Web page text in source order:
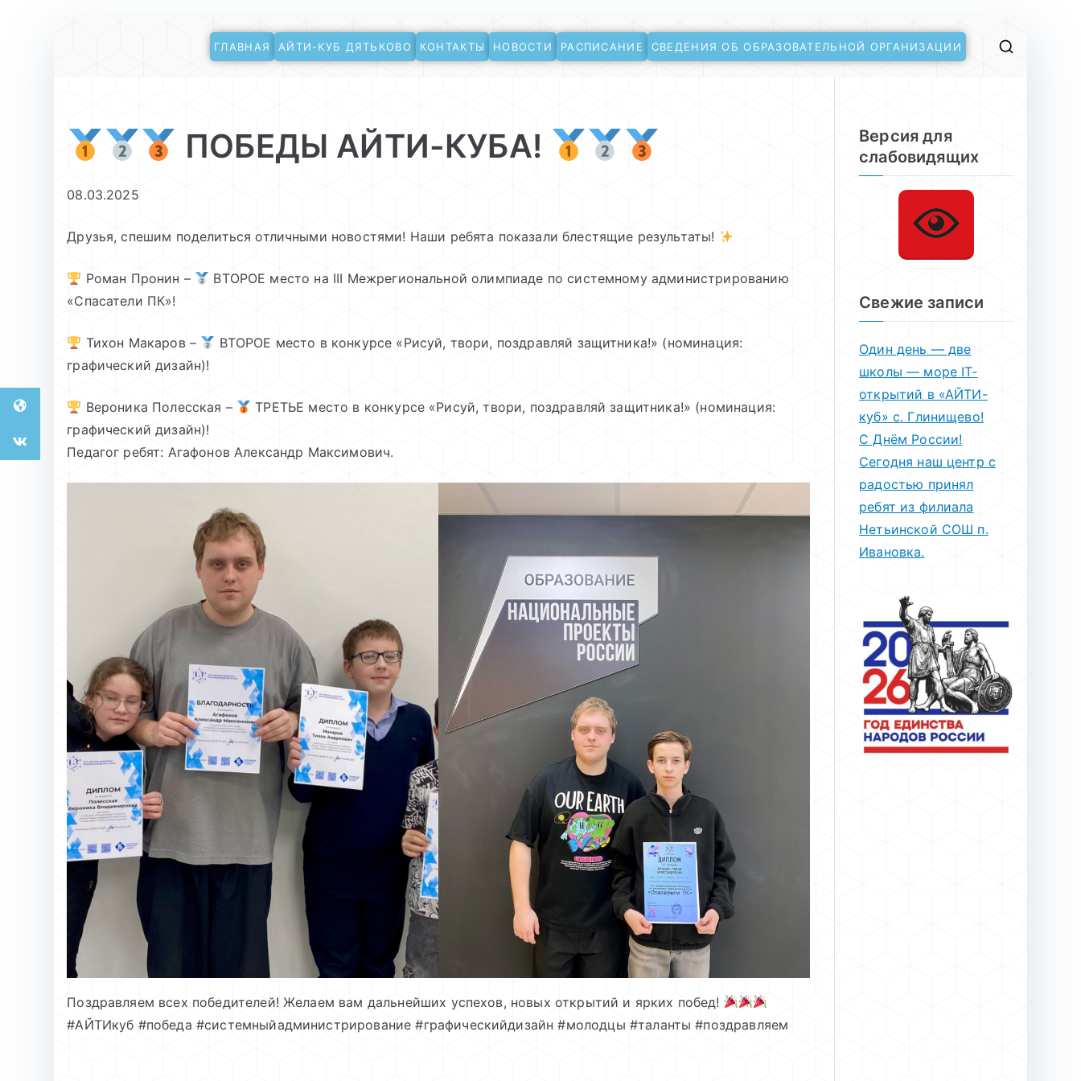
АйТи-куб Глинищево
Центр цифрового образования
ГЛАВНАЯ АЙТИ-КУБ ДЯТЬКОВО КОНТАКТЫ НОВОСТИ РАСПИСАНИЕ СВЕДЕНИЯ ОБ ОБРАЗОВАТЕЛЬНОЙ ОРГАНИЗАЦИИ
ПОБЕДЫ АЙТИ-КУБА!
08.03.2025
Друзья, спешим поделиться отличными новостями! Наши ребята показали блестящие результаты!
Роман Пронин –
ВТОРОЕ место на III Межрегиональной олимпиаде по системному администрированию
«Спасатели ПК»!
Тихон Макаров –
ВТОРОЕ место в конкурсе «Рисуй, твори, поздравляй защитника!» (номинация:
графический дизайн)!
Вероника Полесская –
ТРЕТЬЕ место в конкурсе «Рисуй, твори, поздравляй защитника!» (номинация:
графический дизайн)!
Педагог ребят: Агафонов Александр Максимович.
Поздравляем всех победителей! Желаем вам дальнейших успехов, новых открытий и ярких побед!
#АЙТИкуб #победа #системныйадминистрирование #графическийдизайн #молодцы #таланты #поздравляем
Версия для
слабовидящих
Свежие записи
Один день — две
школы — море IT-
открытий в «АЙТИ-
куб» с. Глинищево!
С Днём России!
Сегодня наш центр с
радостью принял
ребят из филиала
Нетьинской СОШ п.
Ивановка.